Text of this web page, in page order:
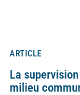
ARTICLE
La
milieu